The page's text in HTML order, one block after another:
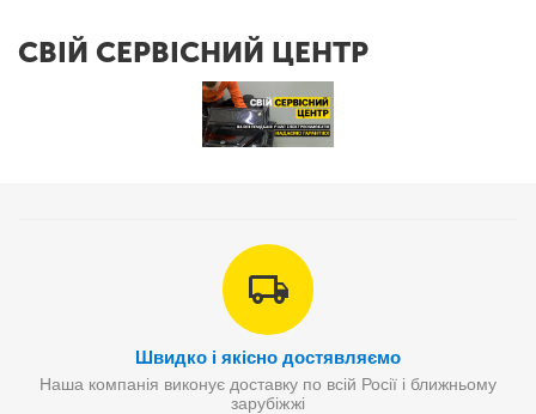
СВІЙ СЕРВІСНИЙ ЦЕНТР
Швидко і якісно достявляємо
Наша компанія виконує доставку по всій Росії і ближньому
зарубіжжі